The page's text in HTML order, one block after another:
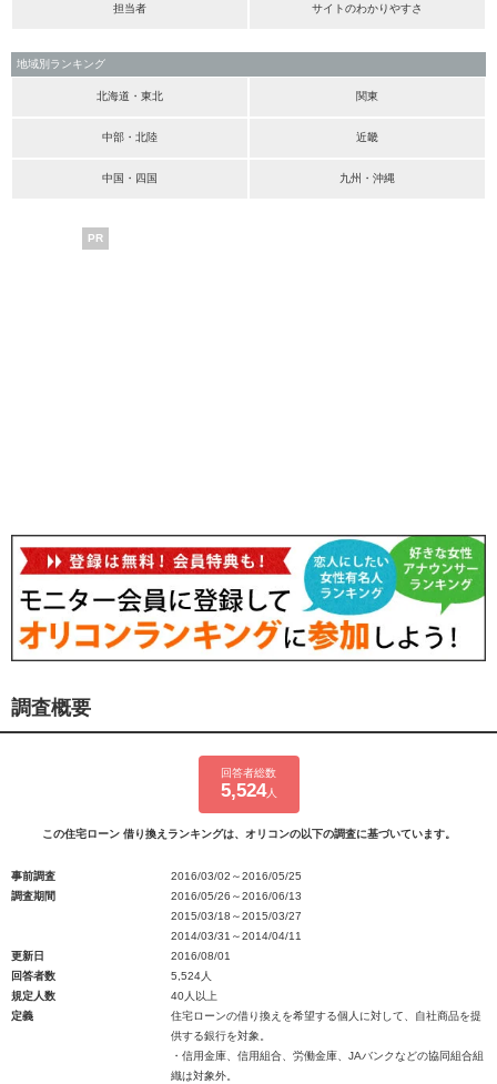
担当者 サイトのわかりやすさ
地域別ランキング
北海道・東北 関東
中部・北陸 近畿
中国・四国 九州・沖縄
PR
調査概要
回答者総数
5,524人
この住宅ローン 借り換えランキングは、オリコンの以下の調査に基づいています。
事前調査
2016/03/02～2016/05/25
調査期間
2016/05/26～2016/06/13
2015/03/18～2015/03/27
2014/03/31～2014/04/11
更新日
2016/08/01
回答者数
5,524人
規定人数
40人以上
定義
住宅ローンの借り換えを希望する個人に対して、自社商品を提
供する銀行を対象。
・信用金庫、信用組合、労働金庫、JAバンクなどの協同組合組
織は対象外。